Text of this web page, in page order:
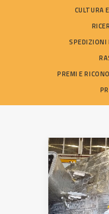
CULTURA
SPEDIZIONI
PREMI E